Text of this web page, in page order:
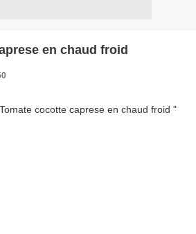
en chaud froid